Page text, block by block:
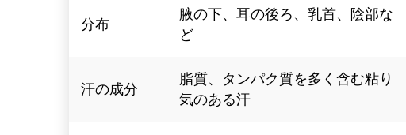
分布
腋の下、耳の後ろ、乳首、陰部な
ど
汗の成分
脂質、タンパク質を多く含む粘り
気のある汗